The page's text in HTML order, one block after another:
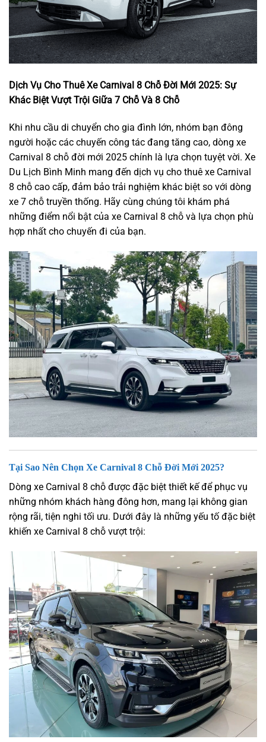
Dịch Vụ Cho Thuê Xe Carnival 8 Chỗ Đời Mới 2025: Sự
Khác Biệt Vượt Trội Giữa 7 Chỗ Và 8 Chỗ
Khi nhu cầu di chuyển cho gia đình lớn, nhóm bạn đông
người hoặc các chuyến công tác đang tăng cao, dòng xe
Carnival 8 chỗ đời mới 2025 chính là lựa chọn tuyệt vời. Xe
Du Lịch Bình Minh mang đến dịch vụ cho thuê xe Carnival
8 chỗ cao cấp, đảm bảo trải nghiệm khác biệt so với dòng
xe 7 chỗ truyền thống. Hãy cùng chúng tôi khám phá
những điểm nổi bật của xe Carnival 8 chỗ và lựa chọn phù
hợp nhất cho chuyến đi của bạn.
Tại Sao Nên Chọn Xe Carnival 8 Chỗ Đời Mới 2025?
Dòng xe Carnival 8 chỗ được đặc biệt thiết kế để phục vụ
những nhóm khách hàng đông hơn, mang lại không gian
rộng rãi, tiện nghi tối ưu. Dưới đây là những yếu tố đặc biệt
khiến xe Carnival 8 chỗ vượt trội: